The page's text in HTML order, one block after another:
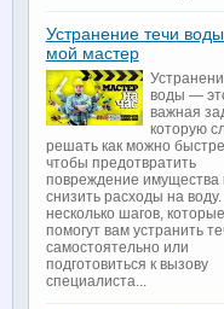
Устранение течи
мой мастер
воды —
важная
которую
решать как можно
чтобы предотвратить
повреждение имущества
снизить расходы на
несколько шагов, которые
помогут вам устранить
самостоятельно или
подготовиться к вызову
специалиста...